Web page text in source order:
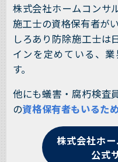
株式会社ホームコンサ
施工士の資格保有者がい
しろあり防除施工士は
インを定めている、
す。
他にも蟻害・腐朽検査
の資格保有者もいるた
株式会社ホ
公式